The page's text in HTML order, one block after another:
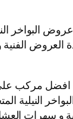
الفنية
مركب علي
و سهرات